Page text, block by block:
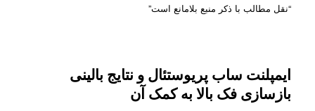
“نقل مطالب با ذکر منبع بلامانع است”
ایمپلنت ساب پریوستئال و نتایج بالینی
بازسازی فک بالا به کمک آن